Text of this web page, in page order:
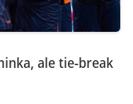
ale tie-break